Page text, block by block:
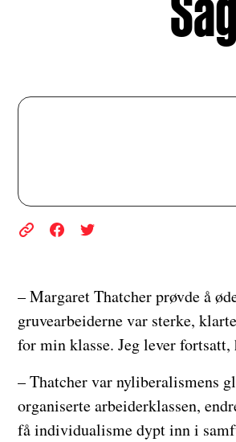
– Margaret Thatcher prøvde å
gruvearbeiderne var sterke,
for min klasse. Jeg lever
– Thatcher var nyliberalismens
organiserte arbeiderklassen,
få individualisme dypt inn i